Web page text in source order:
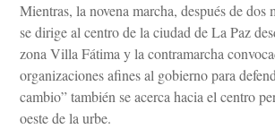
Mientras, la novena marcha, después de dos
se dirige al centro de la ciudad de La Paz
zona Villa Fátima y la contramarcha
organizaciones afines al gobierno para
cambio” también se acerca hacia el centro
oeste de la urbe.